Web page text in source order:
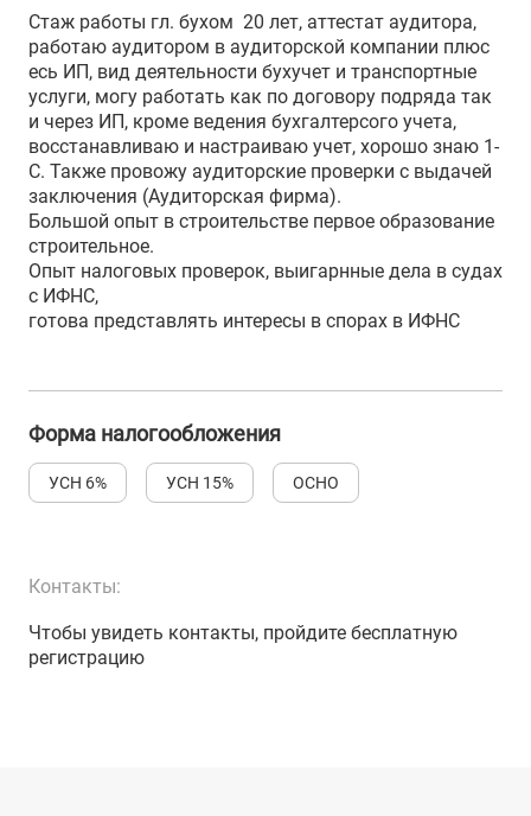
Стаж работы гл. бухом 20 лет, аттестат аудитора,
работаю аудитором в аудиторской компании плюс
есь ИП, вид деятельности бухучет и транспортные
услуги, могу работать как по договору подряда так
и через ИП, кроме ведения бухгалтерсого учета,
восстанавливаю и настраиваю учет, хорошо знаю 1-
С. Также провожу аудиторские проверки с выдачей
заключения (Аудиторская фирма).
Большой опыт в строительстве первое образование
строительное.
Опыт налоговых проверок, выигарнные дела в судах
с ИФНС,
готова представлять интересы в спорах в ИФНС
Форма налогообложения
УСН 6% УСН 15% ОСНО
Контакты:
Чтобы увидеть контакты, пройдите бесплатную
регистрацию